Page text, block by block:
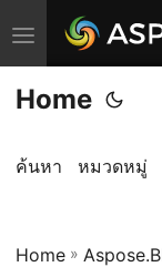
ส
ลั
บ
า
ท
Home
ค้นหา หมวดหมู่
Home »